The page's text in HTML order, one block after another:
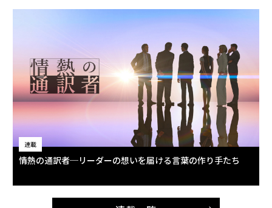
連載
情熱の通訳者─リーダーの想いを届ける言葉の作り手たち